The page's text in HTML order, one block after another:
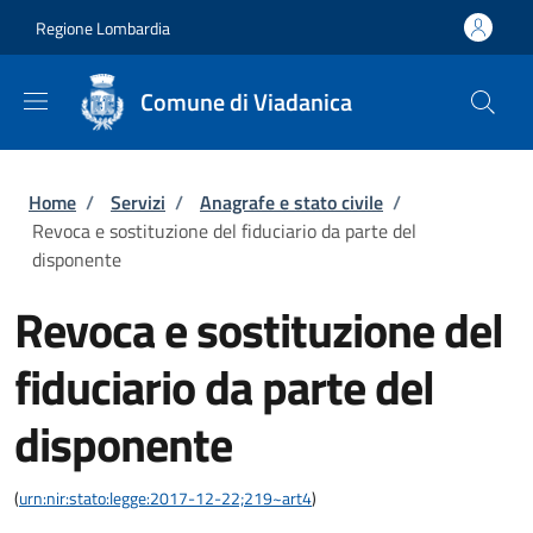
Regione Lombardia
Comune di Viadanica
Briciole di pane
Home / Servizi / Anagrafe e stato civile /
Revoca e sostituzione del fiduciario da parte del
disponente
Revoca e sostituzione del
fiduciario da parte del
disponente
(urn:nir:stato:legge:2017-12-22;219~art4)